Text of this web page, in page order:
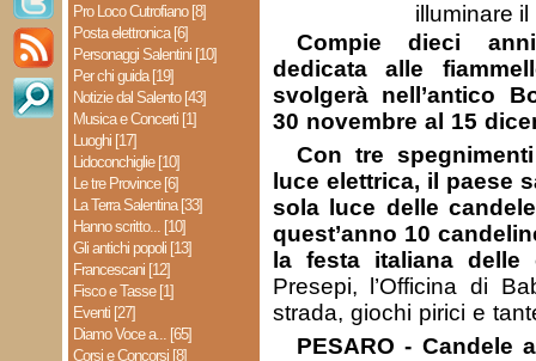
Pro Loco Cutrofiano [8]
Posta elettronica [6]
Personaggi Salentini [10]
Per chi guida [19]
Notizie dal Salento [43]
Musica e Concerti [1]
Luoghi [17]
Lidoconchiglie [10]
Le tre Province [6]
La Terra Salentina [33]
Hanno scritto... [10]
Gli antichi popoli [13]
Francescani [12]
Fisco e Tasse [1]
Eventi [27]
Diamo Voce a... [65]
Corsi e Concorsi [8]
Compie dieci
dedicata alle
svolgerà nell’antico
30 novembre al 15
Con tre
luce elettrica, il paese
sola luce delle
quest’anno 10
la festa italiana delle
Presepi, l’Officina di
strada, giochi pirici e
PESARO - Candele